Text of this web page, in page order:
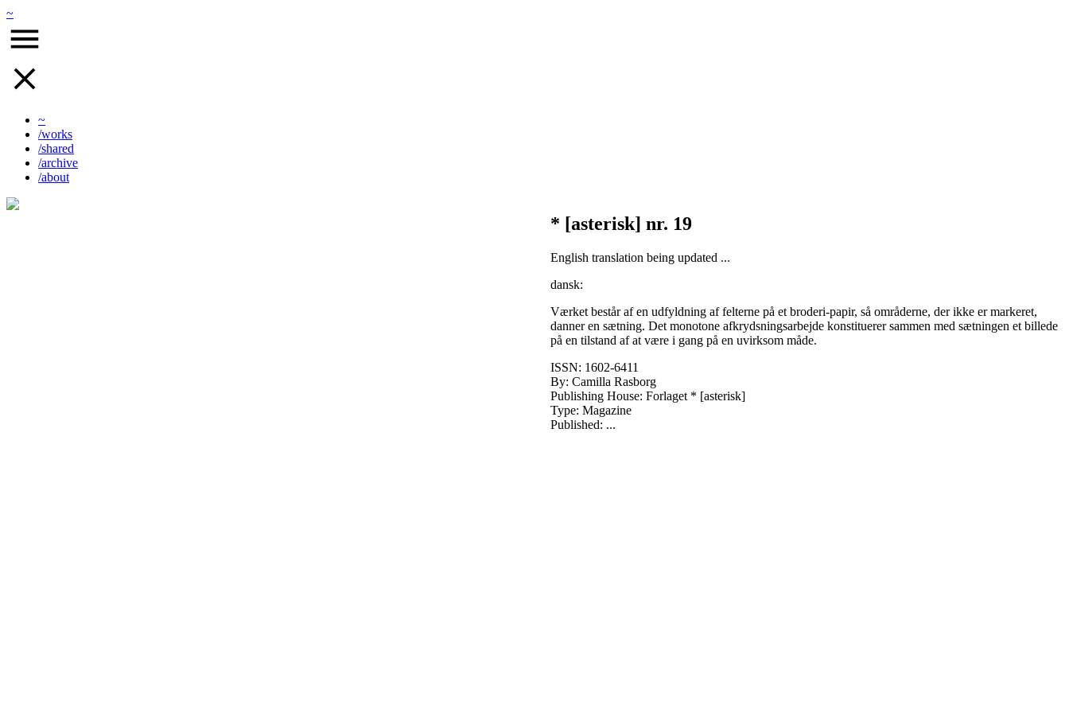
~
~
/works
/shared
/archive
/about
* [asterisk] nr. 19
English translation being updated ...
dansk:
Værket består af en udfyldning af felterne på et broderi-papir, så områderne, der ikke er markeret,
danner en sætning. Det monotone afkrydsningsarbejde konstituerer sammen med sætningen et billede
på en tilstand af at være i gang på en uvirksom måde.
ISSN: 1602-6411
By: Camilla Rasborg
Publishing House: Forlaget * [asterisk]
Type: Magazine
Published: ...